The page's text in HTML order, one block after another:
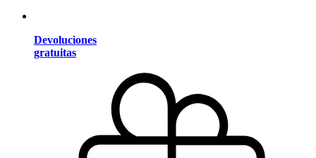
Devoluciones
gratuitas